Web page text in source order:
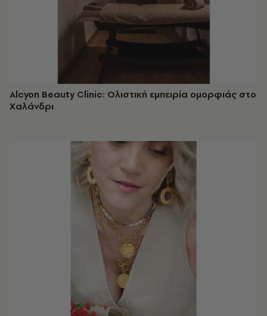
Alcyon Beauty Clinic: Oλιστική εμπειρία ομορφιάς στο
Χαλάνδρι